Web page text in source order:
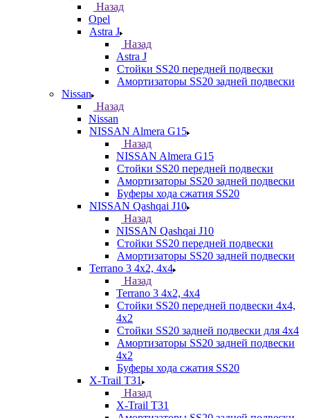
Назад
Opel
Astra J
Назад
Astra J
Стойки SS20 передней подвески
Амортизаторы SS20 задней подвески
Nissan
Назад
Nissan
NISSAN Almera G15
Назад
NISSAN Almera G15
Стойки SS20 передней подвески
Амортизаторы SS20 задней подвески
Буферы хода сжатия SS20
NISSAN Qashqai J10
Назад
NISSAN Qashqai J10
Стойки SS20 передней подвески
Амортизаторы SS20 задней подвески
Terrano 3 4х2, 4х4
Назад
Terrano 3 4х2, 4х4
Стойки SS20 передней подвески 4х4,
4x2
Стойки SS20 задней подвески для 4х4
Амортизаторы SS20 задней подвески
4х2
Буферы хода сжатия SS20
X-Trail T31
Назад
X-Trail T31